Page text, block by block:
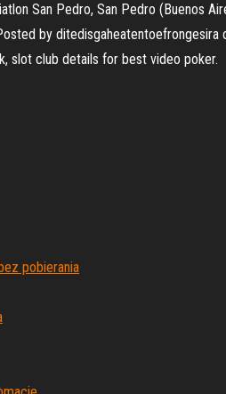
San Pedro, San Pedro (Buenos
by
slot club details for best video poker.
pobierania